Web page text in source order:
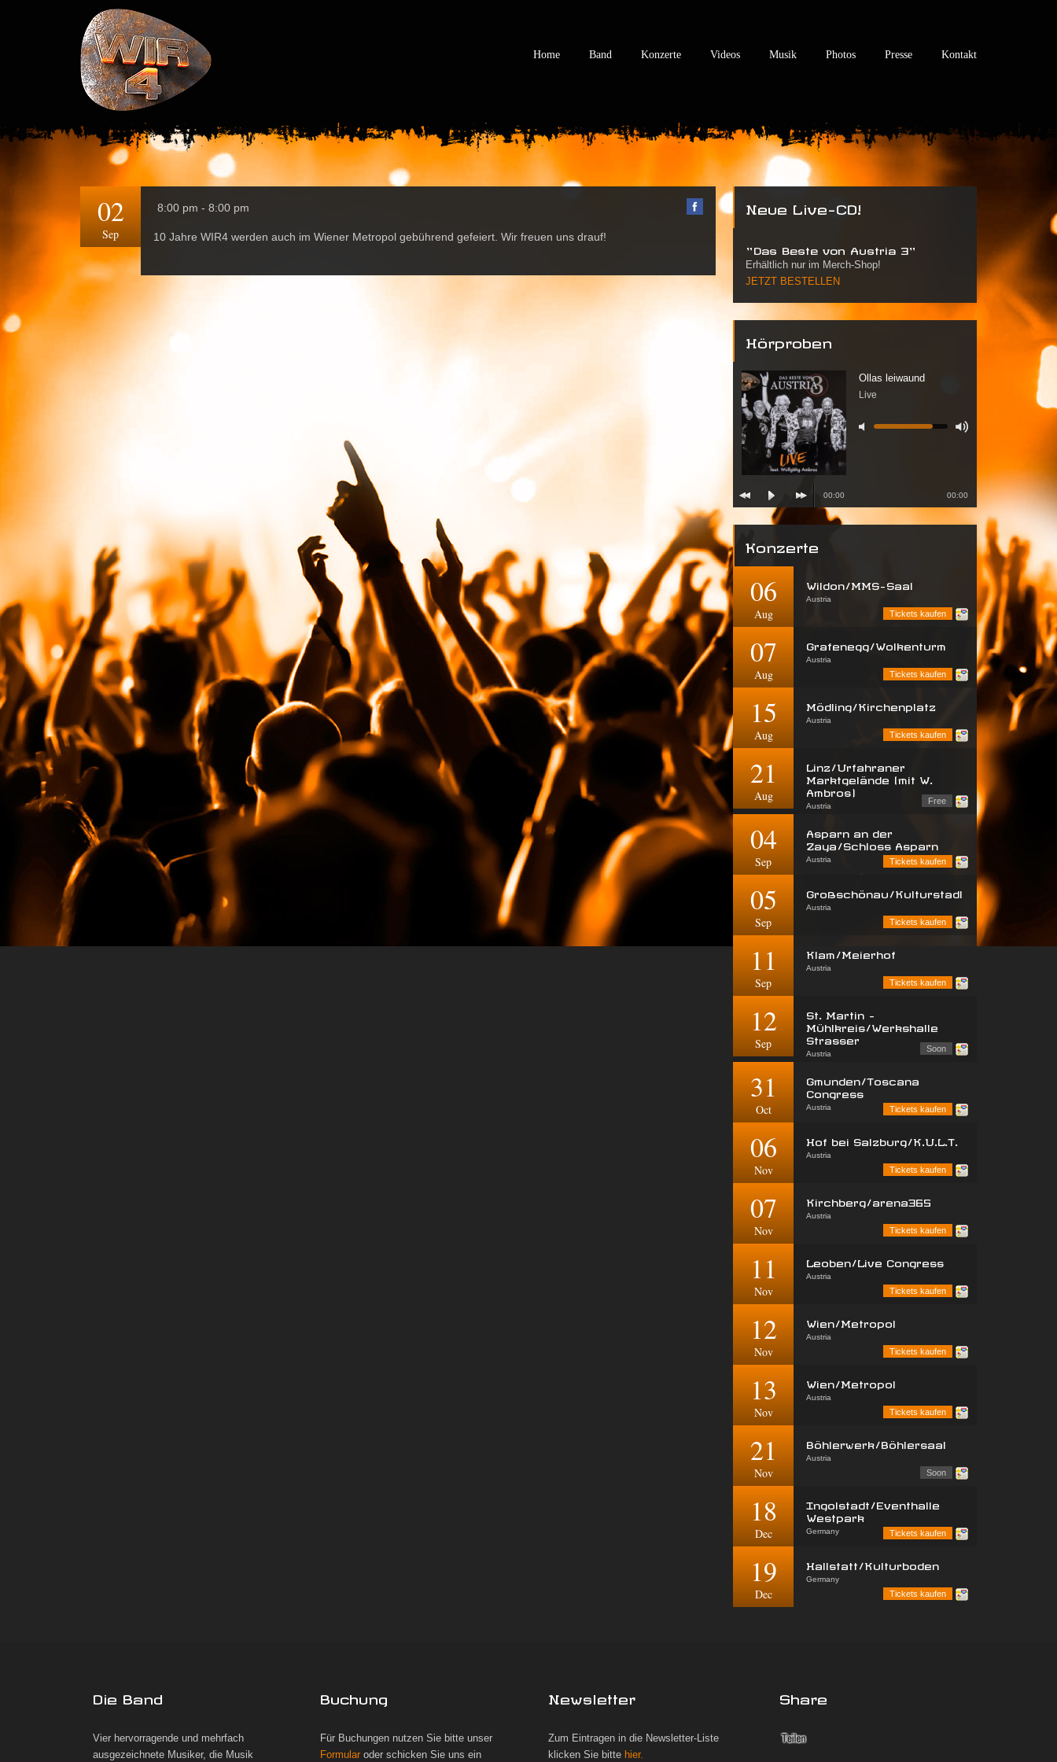
Home Band Konzerte Videos Musik Photos Presse Kontakt
02
Sep
8:00 pm - 8:00 pm
10 Jahre WIR4 werden auch im Wiener Metropol gebührend gefeiert. Wir freuen uns drauf!
Neue Live-CD!
"Das Beste von Austria 3"
Erhältlich nur im Merch-Shop!
JETZT BESTELLEN
Hörproben
Ollas leiwaund
Live
00:00 00:00
Konzerte
06
Aug
Wildon/MMS-Saal
Austria
Tickets kaufen
07
Aug
Grafenegg/Wolkenturm
Austria
Tickets kaufen
15
Aug
Mödling/Kirchenplatz
Austria
Tickets kaufen
21
Aug
Linz/Urfahraner
Marktgelände (mit W.
Ambros)
Austria
Free
04
Sep
Asparn an der
Zaya/Schloss Asparn
Austria
Tickets kaufen
05
Sep
Großschönau/Kulturstadl
Austria
Tickets kaufen
11
Sep
Klam/Meierhof
Austria
Tickets kaufen
12
Sep
St. Martin -
Mühlkreis/Werkshalle
Strasser
Austria
Soon
31
Oct
Gmunden/Toscana
Congress
Austria
Tickets kaufen
06
Nov
Hof bei Salzburg/K.U.L.T.
Austria
Tickets kaufen
07
Nov
Kirchberg/arena365
Austria
Tickets kaufen
11
Nov
Leoben/Live Congress
Austria
Tickets kaufen
12
Nov
Wien/Metropol
Austria
Tickets kaufen
13
Nov
Wien/Metropol
Austria
Tickets kaufen
21
Nov
Böhlerwerk/Böhlersaal
Austria
Soon
18
Dec
Ingolstadt/Eventhalle
Westpark
Germany
Tickets kaufen
19
Dec
Hallstatt/Kulturboden
Germany
Tickets kaufen
Die Band
Vier hervorragende und mehrfach
ausgezeichnete Musiker, die Musik
Buchung
Für Buchungen nutzen Sie bitte unser
Formular oder schicken Sie uns ein
Newsletter
Zum Eintragen in die Newsletter-Liste
klicken Sie bitte hier.
Share